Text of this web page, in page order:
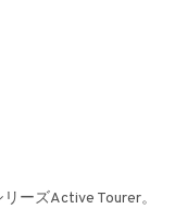
ーズActive Tourer。